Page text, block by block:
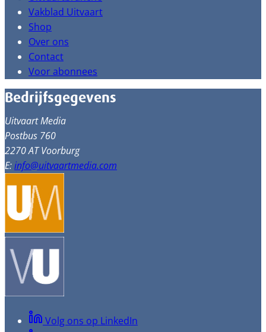
Vakblad Uitvaart
Shop
Over ons
Contact
Voor abonnees
Bedrijfsgegevens
Uitvaart Media
Postbus 760
2270 AT Voorburg
E:info@uitvaartmedia.com
Volg ons op LinkedIn